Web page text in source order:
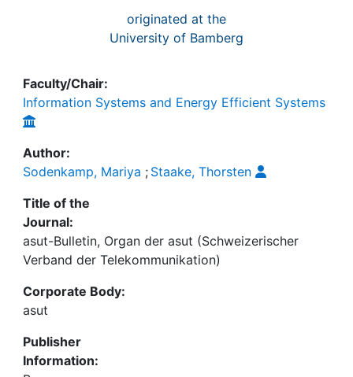
originated at the
University of Bamberg
Faculty/Chair:
Information Systems and Energy Efficient Systems
Author:
Sodenkamp, Mariya ; Staake, Thorsten
Title of the
Journal:
asut-Bulletin, Organ der asut (Schweizerischer
Verband der Telekommunikation)
Corporate Body:
asut
Publisher
Information: